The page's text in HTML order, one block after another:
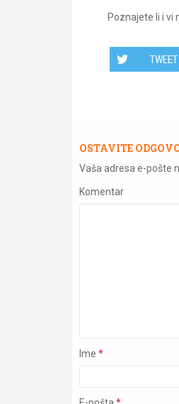
Poznajete li i vi
TWEET
OSTAVITE
Vaša adresa e-pošte
Komentar
Ime *